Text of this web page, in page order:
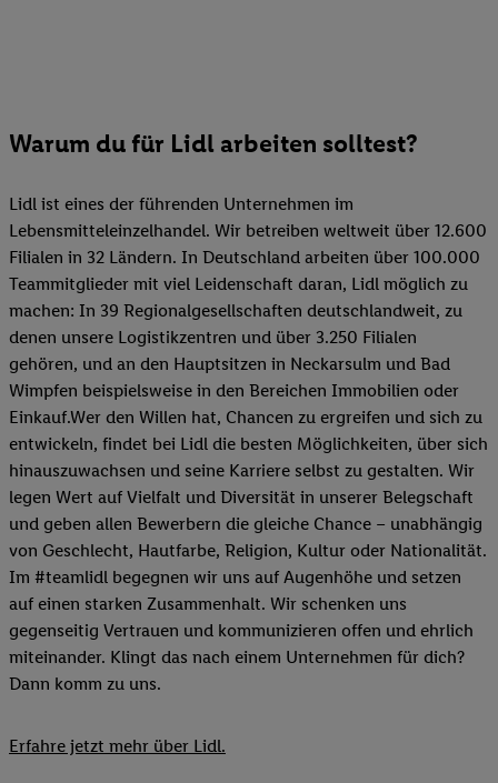
Warum du für Lidl arbeiten solltest?
Lidl ist eines der führenden Unternehmen im
Lebensmitteleinzelhandel. Wir betreiben weltweit über 12.600
Filialen in 32 Ländern. In Deutschland arbeiten über 100.000
Teammitglieder mit viel Leidenschaft daran, Lidl möglich zu
machen: In 39 Regionalgesellschaften deutschlandweit, zu
denen unsere Logistikzentren und über 3.250 Filialen
gehören, und an den Hauptsitzen in Neckarsulm und Bad
Wimpfen beispielsweise in den Bereichen Immobilien oder
Einkauf.Wer den Willen hat, Chancen zu ergreifen und sich zu
entwickeln, findet bei Lidl die besten Möglichkeiten, über sich
hinauszuwachsen und seine Karriere selbst zu gestalten. Wir
legen Wert auf Vielfalt und Diversität in unserer Belegschaft
und geben allen Bewerbern die gleiche Chance – unabhängig
von Geschlecht, Hautfarbe, Religion, Kultur oder Nationalität.
Im #teamlidl begegnen wir uns auf Augenhöhe und setzen
auf einen starken Zusammenhalt. Wir schenken uns
gegenseitig Vertrauen und kommunizieren offen und ehrlich
miteinander. Klingt das nach einem Unternehmen für dich?
Dann komm zu uns.​
Erfahre jetzt mehr über Lidl.